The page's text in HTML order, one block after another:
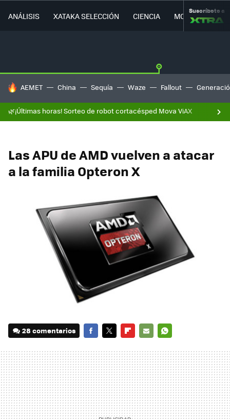
ANÁLISIS XATAKA SELECCIÓN CIENCIA MOVILIDAD
Suscríbete a
HOY SE HABLA DE
AEMET China Sequía Waze Fallout
🌿¡Últimas horas! Sorteo de robot cortacésped Mova ViAX
Las APU de AMD vuelven a atacar
a la familia Opteron X
28 comentarios
MAIL